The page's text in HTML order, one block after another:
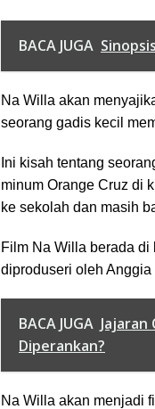
BACA JUGA
Na Willa akan
seorang gadis kecil
Ini kisah tentang
minum Orange Cruz di
ke sekolah dan masih
Film Na Willa berada di
diproduseri oleh
BACA JUGA
Diperankan?
Na Willa akan menjadi